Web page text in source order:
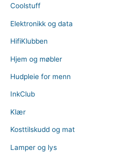
Coolstuff
Elektronikk og data
HifiKlubben
Hjem og møbler
Hudpleie for menn
InkClub
Klær
Kosttilskudd og mat
Lamper og lys